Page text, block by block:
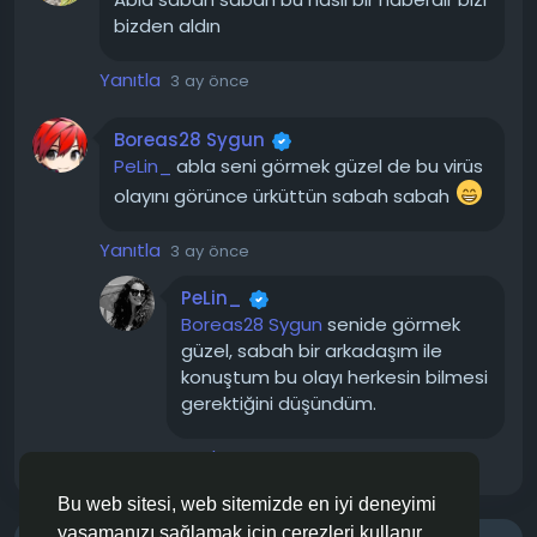
Bu web sitesi, web sitemizde en iyi deneyimi
arka planda başkalarına saldırı (DDoS) yapar veya
telefonun veya akıllı TV'n bile buna sebep olabilir.
Kaspersky virüsü bulduysa "Karantinaya Al" veya "Sil"
de sonra bilgisayarı güvenli modda bir daha tarat.
#Keenadu #Virüs #SiberGüvenlik
#TechForumTR
bizden aldın
Yanıtla 3 ay önce
Boreas28 Sygun
PeLin_ abla seni görmek güzel de bu virüs
olayını görünce ürküttün sabah sabah
Yanıtla 3 ay önce
PeLin_
Boreas28 Sygun senide görmek
güzel, sabah bir arkadaşım ile
konuştum bu olayı herkesin bilmesi
gerektiğini düşündüm.
Yanıtla